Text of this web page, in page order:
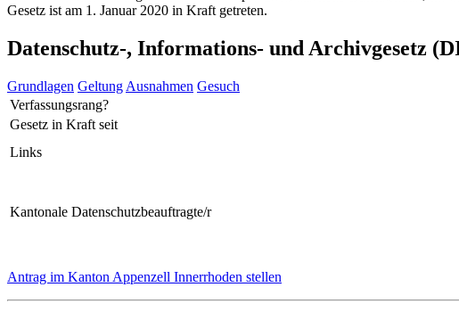
Gesetz ist am 1. Januar 2020 in Kraft getreten.
Datenschutz-, Informations- und Archivgesetz
Grundlagen Geltung Ausnahmen Gesuch
Verfassungsrang?
Gesetz in Kraft seit
Links
Kantonale Datenschutzbeauftragte/r
Antrag im Kanton Appenzell Innerrhoden stellen